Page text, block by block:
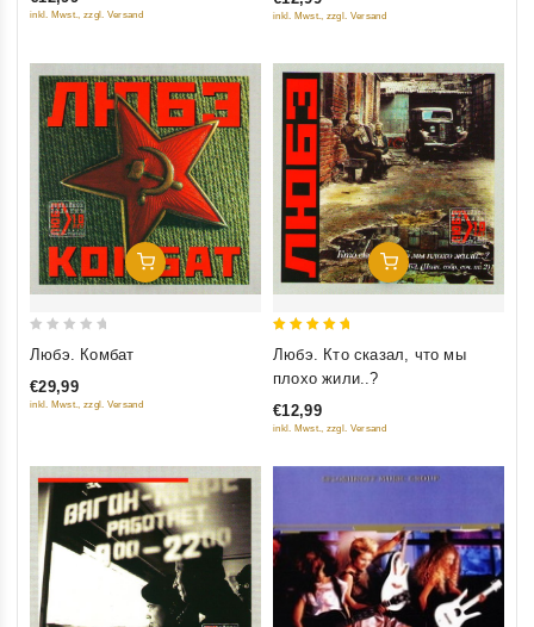
inkl. Mwst., zzgl. Versand
of
inkl. Mwst., zzgl. Versand
Добавить В Корзину
of
Любэ. Комбат
€29,99
inkl. Mwst., zzgl. Versand
Добавить В Корзину
Любэ. Кто сказал, что мы
плохо жили..?
€12,99
inkl. Mwst., zzgl. Versand